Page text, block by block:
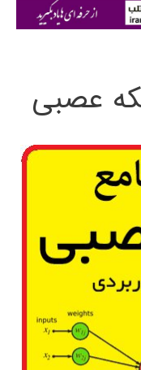
عصبی